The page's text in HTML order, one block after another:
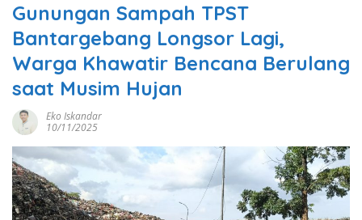
Gunungan Sampah TPST
Bantargebang Longsor Lagi,
Warga Khawatir Bencana Berulang
saat Musim Hujan
Eko Iskandar
10/11/2025